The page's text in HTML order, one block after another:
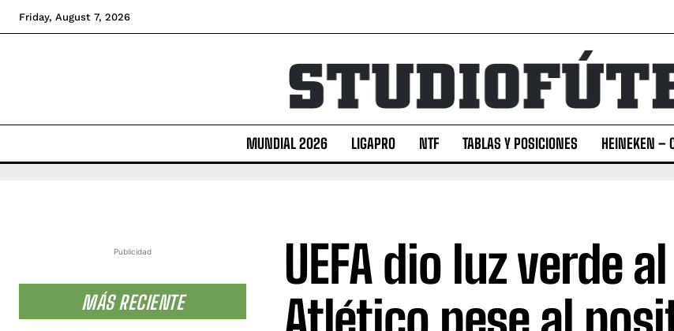
Friday, August 7, 2026
MUNDIAL 2026 LIGAPRO NTF TABLAS Y POSICIONES HEINEKEN –
Publicidad
MÁS RECIENTE
UEFA dio luz verde